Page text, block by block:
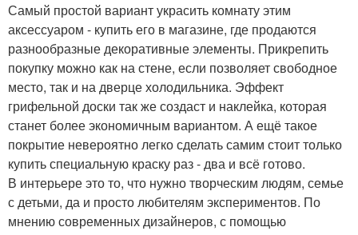
Самый простой вариант украсить комнату этим
аксессуаром - купить его в магазине, где продаются
разнообразные декоративные элементы. Прикрепить
покупку можно как на стене, если позволяет свободное
место, так и на дверце холодильника. Эффект
грифельной доски так же создаст и наклейка, которая
станет более экономичным вариантом. А ещё такое
покрытие невероятно легко сделать самим стоит только
купить специальную краску раз - два и всё готово.
В интерьере это то, что нужно творческим людям, семье
с детьми, да и просто любителям экспериментов. По
мнению современных дизайнеров, с помощью